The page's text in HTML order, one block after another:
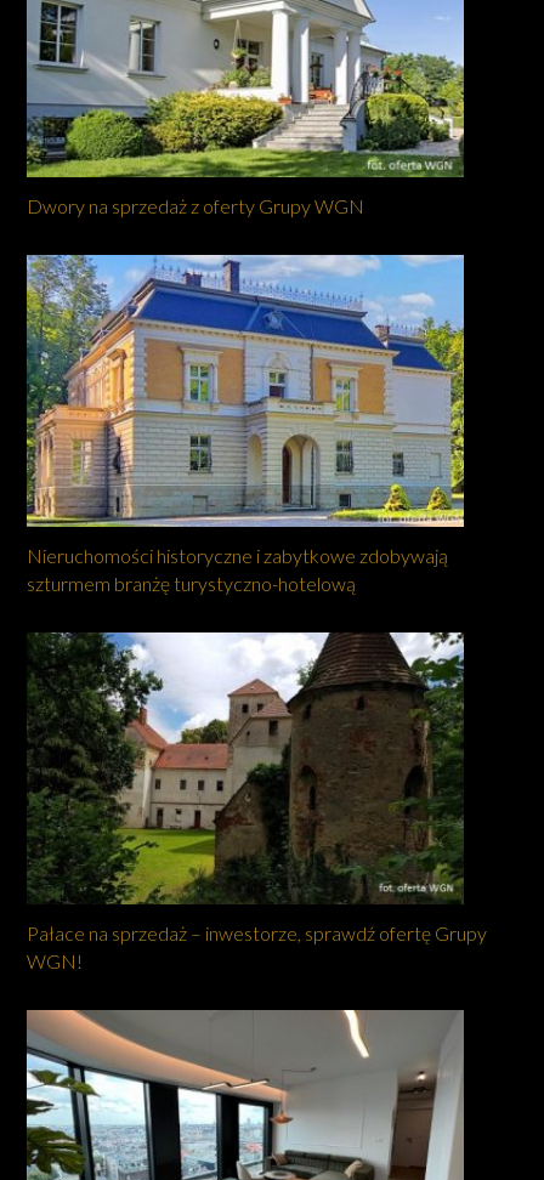
Dwory na sprzedaż z oferty Grupy WGN
Nieruchomości historyczne i zabytkowe zdobywają
szturmem branżę turystyczno-hotelową
Pałace na sprzedaż – inwestorze, sprawdź ofertę Grupy
WGN!